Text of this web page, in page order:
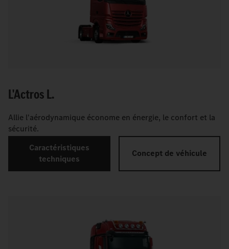
L'Actros L.
Allie l'aérodynamique économe en énergie, le confort et la
sécurité.
Caractéristiques
techniques
Concept de véhicule